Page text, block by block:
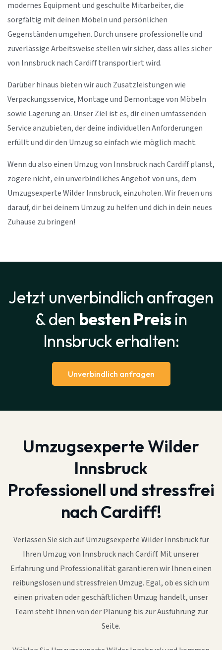
modernes Equipment und geschulte Mitarbeiter, die
sorgfältig mit deinen Möbeln und persönlichen
Gegenständen umgehen. Durch unsere professionelle und
zuverlässige Arbeitsweise stellen wir sicher, dass alles sicher
von Innsbruck nach Cardiff transportiert wird.
Darüber hinaus bieten wir auch Zusatzleistungen wie
Verpackungsservice, Montage und Demontage von Möbeln
sowie Lagerung an. Unser Ziel ist es, dir einen umfassenden
Service anzubieten, der deine individuellen Anforderungen
erfüllt und dir den Umzug so einfach wie möglich macht.
Wenn du also einen Umzug von Innsbruck nach Cardiff planst,
zögere nicht, ein unverbindliches Angebot von uns, dem
Umzugsexperte Wilder Innsbruck, einzuholen. Wir freuen uns
darauf, dir bei deinem Umzug zu helfen und dich in dein neues
Zuhause zu bringen!
Jetzt unverbindlich anfragen
& den besten Preisin
Innsbruck erhalten:
Unverbindlich anfragen
Umzugsexperte Wilder
Innsbruck
Professionell und stressfrei
nach Cardiff!
Verlassen Sie sich auf Umzugsexperte Wilder Innsbruck für
Ihren Umzug von Innsbruck nach Cardiff. Mit unserer
Erfahrung und Professionalität garantieren wir Ihnen einen
reibungslosen und stressfreien Umzug. Egal, ob es sich um
einen privaten oder geschäftlichen Umzug handelt, unser
Team steht Ihnen von der Planung bis zur Ausführung zur
Seite.